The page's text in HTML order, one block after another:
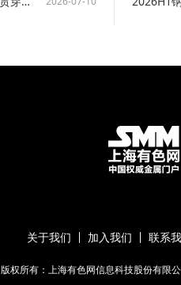
关于我们 加入我们 联系
版权所有：上海有色网信息科技股份有限